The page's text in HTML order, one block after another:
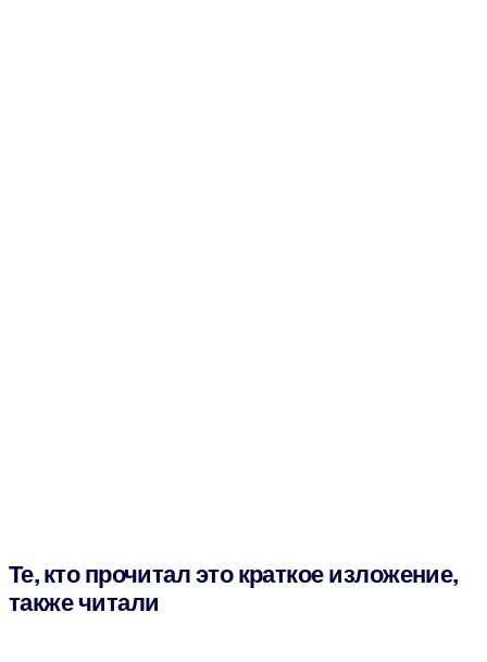
Те, кто прочитал это краткое изложение,
также читали